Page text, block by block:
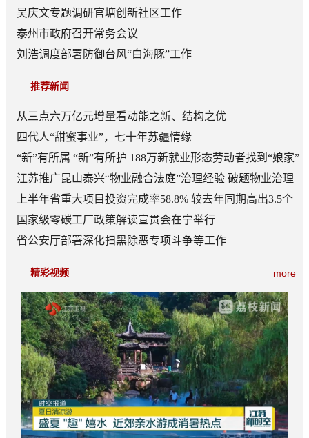
吴庆文专题调研官塘创新社区工作
泰州市政府召开常务会议
刘浩调度部署防御台风“白海豚”工作
推荐新闻
从三点六万亿元增量看动能之新、结构之优
四代人“甜蜜事业”，七十年苏疆情缘
“新”有所属 “新”有所护 188万新就业形态劳动者找到“娘家”
江苏推广昆山泰兴“物业融合法庭”治理经验 破题物业治理
“老大难”
上半年省重大项目投资完成率58.8% 较去年同期高出3.5个
百分点
国家级零碳工厂政策解读宣贯会在宁举行
省公安厅部署深化扫黑除恶专项斗争等工作
more
精彩视频